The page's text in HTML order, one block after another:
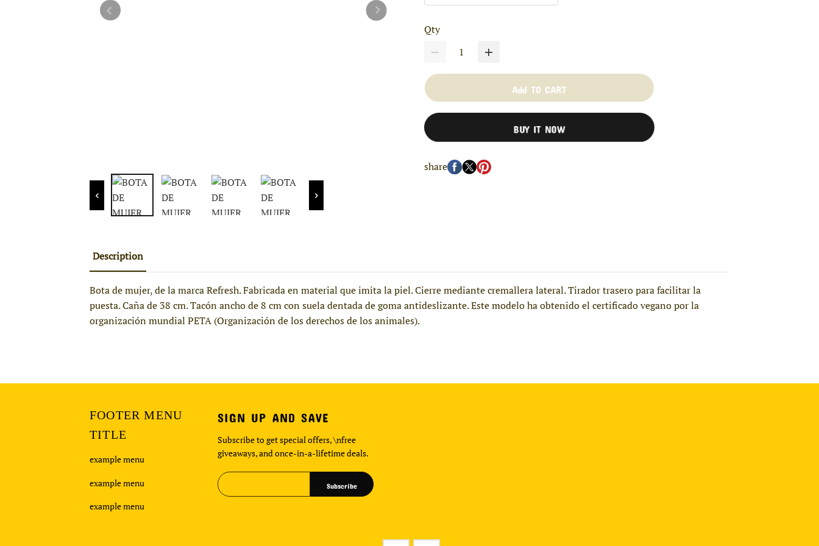
Qty
Add TO CART
BUY IT NOW
share
Description
Bota de mujer, de la marca Refresh. Fabricada en material que imita la piel. Cierre mediante cremallera lateral. Tirador trasero para facilitar la
puesta. Caña de 38 cm. Tacón ancho de 8 cm con suela dentada de goma antideslizante. Este modelo ha obtenido el certificado vegano por la
organización mundial PETA (Organización de los derechos de los animales).
FOOTER MENU
TITLE
example menu
example menu
example menu
SIGN UP AND SAVE
Subscribe to get special offers, \nfree
giveaways, and once-in-a-lifetime deals.
Subscribe